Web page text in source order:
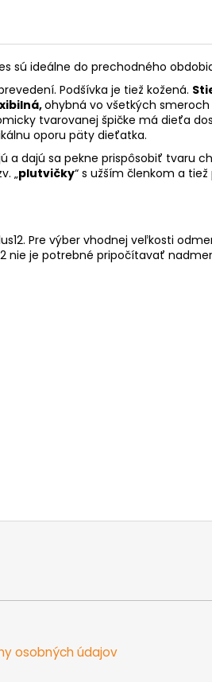
sú ideálne do prechodného
Podšívka je tiež kožená.
ohybná vo všetkých
tvarovanej špičke má dieťa
oporu päty dieťatka.
a dajú sa pekne prispôsobiť tvaru
„plutvičky“ s užším členkom a tiež
Pre výber vhodnej veľkosti
nie je potrebné pripočítavať
osobných údajov